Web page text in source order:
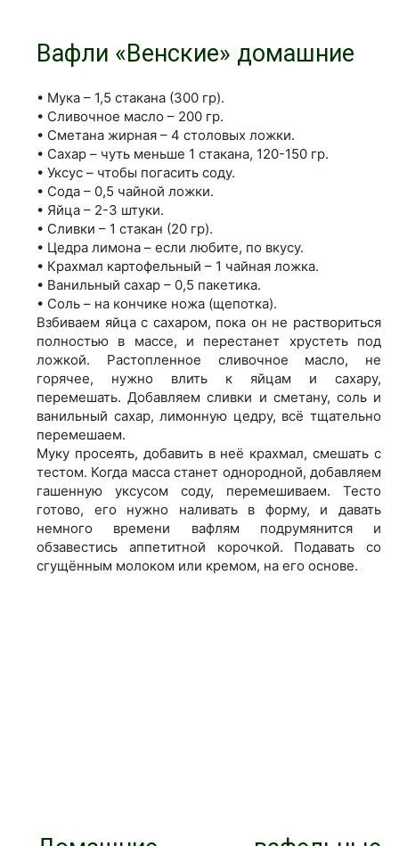
Вафли «Венские» домашние
• Мука – 1,5 стакана (300 гр).
• Сливочное масло – 200 гр.
• Сметана жирная – 4 столовых ложки.
• Сахар – чуть меньше 1 стакана, 120-150 гр.
• Уксус – чтобы погасить соду.
• Сода – 0,5 чайной ложки.
• Яйца – 2-3 штуки.
• Сливки – 1 стакан (20 гр).
• Цедра лимона – если любите, по вкусу.
• Крахмал картофельный – 1 чайная ложка.
• Ванильный сахар – 0,5 пакетика.
• Соль – на кончике ножа (щепотка).
Взбиваем яйца с сахаром, пока он не раствориться
полностью в массе, и перестанет хрустеть под
ложкой. Растопленное сливочное масло, не
горячее, нужно влить к яйцам и сахару,
перемешать. Добавляем сливки и сметану, соль и
ванильный сахар, лимонную цедру, всё тщательно
перемешаем.
Муку просеять, добавить в неё крахмал, смешать с
тестом. Когда масса станет однородной, добавляем
гашенную уксусом соду, перемешиваем. Тесто
готово, его нужно наливать в форму, и давать
немного времени вафлям подрумянится и
обзавестись аппетитной корочкой. Подавать со
сгущённым молоком или кремом, на его основе.